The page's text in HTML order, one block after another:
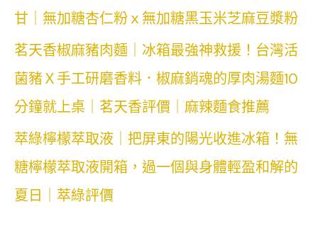
甘｜無加糖杏仁粉ｘ無加糖黑玉米芝麻豆漿粉
茗天香椒麻豬肉麵｜冰箱最強神救援！台灣活
菌豬Ｘ手工研磨香料．椒麻銷魂的厚肉湯麵10
分鐘就上桌｜茗天香評價｜麻辣麵食推薦
萃綠檸檬萃取液｜把屏東的陽光收進冰箱！無
糖檸檬萃取液開箱，過一個與身體輕盈和解的
夏日｜萃綠評價